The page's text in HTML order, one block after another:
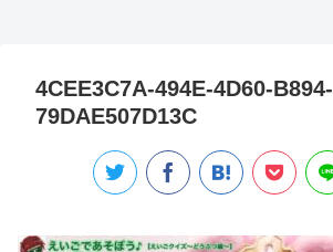
4CEE3C7A-494E-4D60-B894-
79DAE507D13C